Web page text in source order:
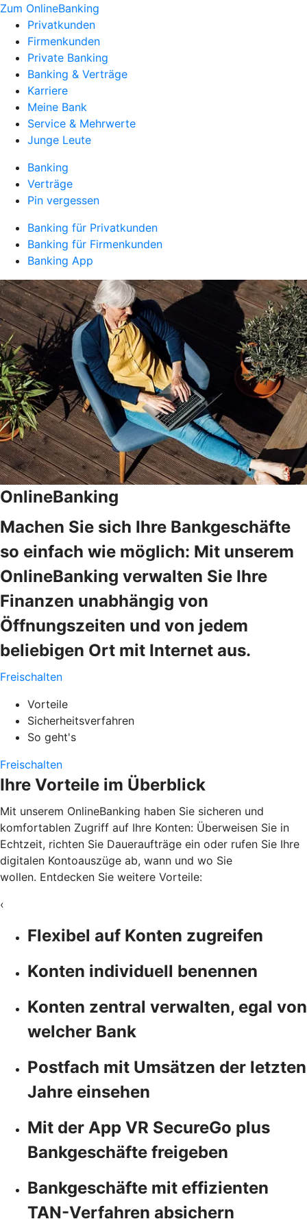
Zum OnlineBanking
Privatkunden
Firmenkunden
Private Banking
Banking & Verträge
Karriere
Meine Bank
Service & Mehrwerte
Junge Leute
Banking
Verträge
Pin vergessen
Banking für Privatkunden
Banking für Firmenkunden
Banking App
OnlineBanking
Machen Sie sich Ihre Bankgeschäfte
so einfach wie möglich: Mit unserem
OnlineBanking verwalten Sie Ihre
Finanzen unabhängig von
Öffnungszeiten und von jedem
beliebigen Ort mit Internet aus.
Freischalten
Vorteile
Sicherheitsverfahren
So geht's
Freischalten
Ihre Vorteile im Überblick
Mit unserem OnlineBanking haben Sie sicheren und
komfortablen Zugriff auf Ihre Konten: Überweisen Sie in
Echtzeit, richten Sie Daueraufträge ein oder rufen Sie Ihre
digitalen Kontoauszüge ab, wann und wo Sie
wollen. Entdecken Sie weitere Vorteile:
‹
Flexibel auf Konten zugreifen
Konten individuell benennen
Konten zentral verwalten, egal von
welcher Bank
Postfach mit Umsätzen der letzten
Jahre einsehen
Mit der App VR SecureGo plus
Bankgeschäfte freigeben
Bankgeschäfte mit effizienten
TAN-Verfahren absichern